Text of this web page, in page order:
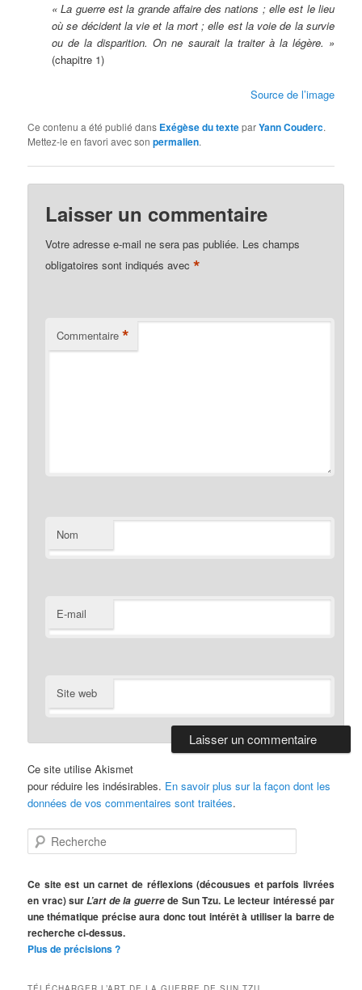
« La guerre est la grande affaire des nations ; elle est le lieu
où se décident la vie et la mort ; elle est la voie de la survie
ou de la disparition. On ne saurait la traiter à la légère. »
(chapitre 1)
Source de l’image
Ce contenu a été publié dans Exégèse du texteparYann Couderc.
Mettez-le en favori avec sonpermalien.
Laisser un commentaire
Votre adresse e-mail ne sera pas publiée. Les champs
obligatoires sont indiqués avec*
Commentaire *
Nom
E-mail
Site web
Ce site utilise Akismet
pour réduire les indésirables. En savoir plus sur la façon dont les
données de vos commentaires sont traitées.
e
h
e
r
c
h
Ce site est un carnet de réflexions (décousues et parfois livrées
en vrac) surL’art de la guerrede Sun Tzu. Le lecteur intéressé par
une thématique précise aura donc tout intérêt à utiliser la barre de
recherche ci-dessus.
Plus de précisions ?